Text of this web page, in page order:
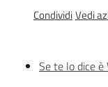
Divulgazione
CondividiVedi
Se te lo dice